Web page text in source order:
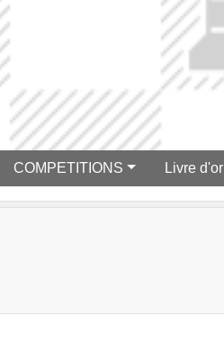
COMPETITIONS Livre d'or